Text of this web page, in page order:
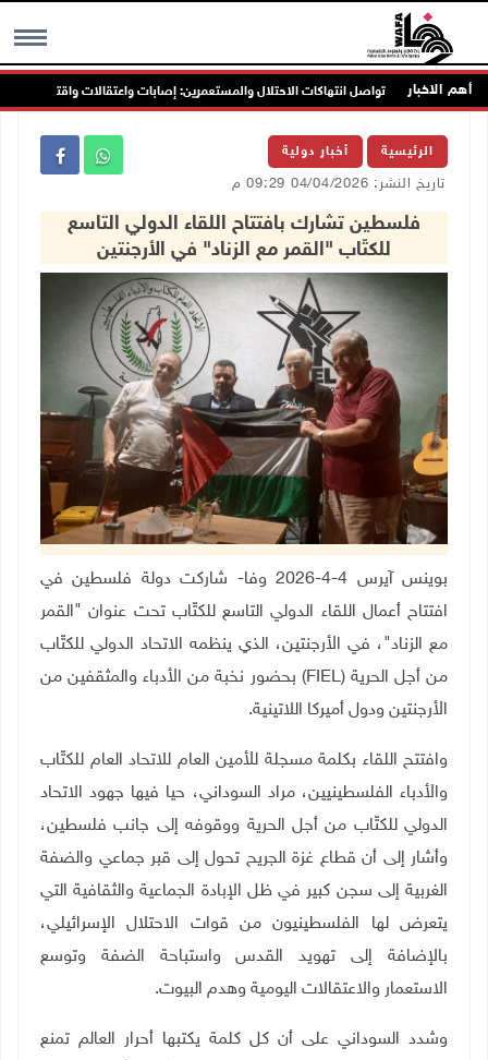
MENU أهم الاخبارتواصل انتهاكات الاحتلال والمستعمرين: إصابات واعتقالات واقتحامات
الرئيسية أخبار دولية
تاريخ النشر: 04/04/2026 09:29 م
فلسطين تشارك بافتتاح اللقاء الدولي التاسع
للكتّاب "القمر مع الزناد" في الأرجنتين
بوينس آيرس 4-4-2026 وفا- شاركت دولة فلسطين في
افتتاح أعمال اللقاء الدولي التاسع للكتّاب تحت عنوان "القمر
مع الزناد"، في الأرجنتين، الذي ينظمه الاتحاد الدولي للكتّاب
من أجل الحرية(FIEL) بحضور نخبة من الأدباء والمثقفين من
الأرجنتين ودول أميركا اللاتينية.
وافتتح اللقاء بكلمة مسجلة للأمين العام للاتحاد العام للكتّاب
والأدباء الفلسطينيين، مراد السوداني، حيا فيها جهود الاتحاد
الدولي للكتّاب من أجل الحرية ووقوفه إلى جانب فلسطين،
وأشار إلى أن قطاع غزة الجريح تحول إلى قبر جماعي والضفة
الغربية إلى سجن كبير في ظل الإبادة الجماعية والثقافية التي
يتعرض لها الفلسطينيون من قوات الاحتلال الإسرائيلي،
بالإضافة إلى تهويد القدس واستباحة الضفة وتوسع
الاستعمار والاعتقالات اليومية وهدم البيوت.
وشدد السوداني على أن كل كلمة يكتبها أحرار العالم تمنع